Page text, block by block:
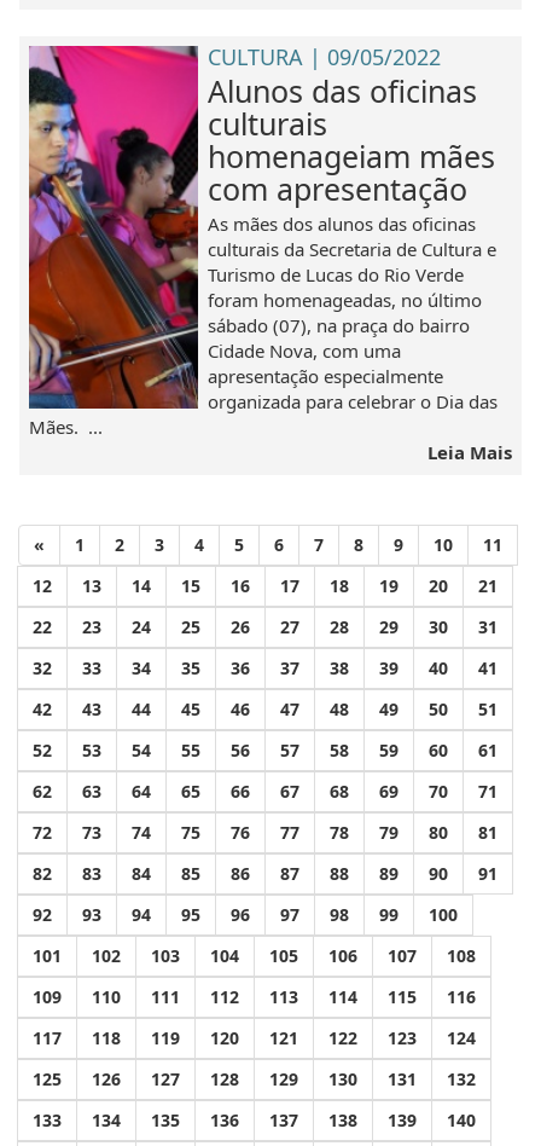
CULTURA | 09/05/2022
Alunos das oficinas
culturais
homenageiam mães
com apresentação
As mães dos alunos das oficinas
culturais da Secretaria de Cultura e
Turismo de Lucas do Rio Verde
foram homenageadas, no último
sábado (07), na praça do bairro
Cidade Nova, com uma
apresentação especialmente
organizada para celebrar o Dia das
Mães. ...
Leia Mais
« 1 2 3 4 5 6 7 8 9 10
11
12
13 14 15 16 17 18 19 20
21
22
23 24 25 26 27 28 29 30
31
32
33 34 35 36 37 38 39 40
41
42
43 44 45 46 47 48 49 50
51
52
53 54 55 56 57 58 59 60
61
62
63 64 65 66 67 68 69 70
71
72
73 74 75 76 77 78 79 80
81
82
83 84 85 86 87 88 89 90
91
92
93 94 95 96 97 98 99
100
101
102 103 104 105 106 107
108
109
110 111 112 113 114 115
116
117
118 119 120 121 122 123
124
125
126 127 128 129 130 131
132
133
134 135 136 137 138 139
140